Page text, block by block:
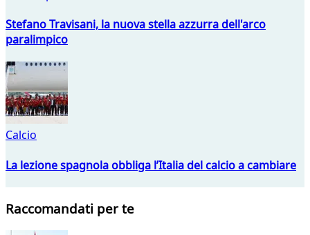
Stefano Travisani, la nuova stella azzurra dell'arco
paralimpico
Calcio
La lezione spagnola obbliga l’Italia del calcio a cambiare
Raccomandati per te